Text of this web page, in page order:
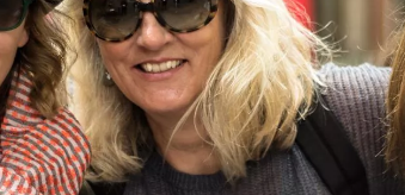
hoeven trekken om uw drankje af te
u in het restaurant doorbrengt (excl. BTW)
waarbij u onbeperkt kunt genieten van
u ook achteraf niet voor verrassingen te